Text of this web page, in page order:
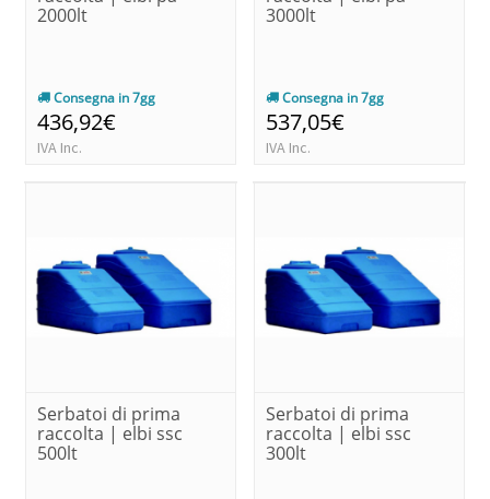
2000lt
Consegna in 7gg
436,92€
IVA Inc.
3000lt
Consegna in 7gg
537,05€
IVA Inc.
Serbatoi di prima
raccolta | elbi ssc
500lt
Serbatoi di prima
raccolta | elbi ssc
300lt